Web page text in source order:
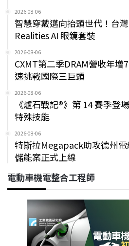
2026-08-06
智慧穿戴邁向抬頭世代！台
Realities AI 眼鏡套裝
2026-08-06
CXMT第二季DRAM營收年增
速挑戰國際三巨頭
2026-08-06
《爐石戰記®》第 14 賽季登
特殊技能
2026-08-06
特斯拉Megapack助攻德州
儲能案正式上線
電動車機電整合工程師